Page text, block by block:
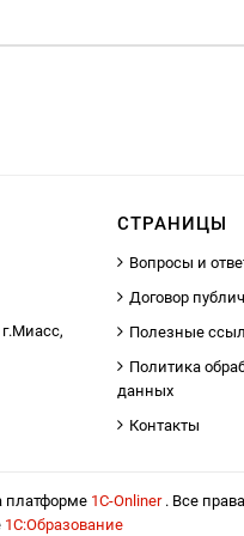
СТРАНИЦЫ
Вопросы и
Договор
Полезные
Политика
данных
Контакты
платформе 1С-Onliner . Все
1С:Образование